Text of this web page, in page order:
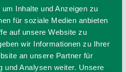
Inhalte und Anzeigen zu
für soziale Medien anbieten
auf unsere Website zu
wir Informationen zu Ihrer
an unsere Partner für
und Analysen weiter. Unsere
Urlaubszeiten erfahren Sie
(siehe Link) oder
Telefonnummer!